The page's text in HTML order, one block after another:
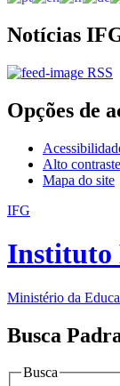
Notícias
RSS
Opções de
Alto contraste
Mapa do site
IFG
Instituto
Ministério da
Busca
Busca